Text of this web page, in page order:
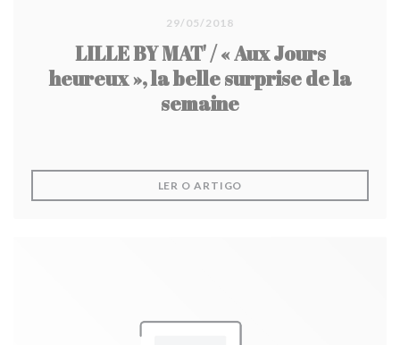
29/05/2018
LILLE BY MAT' / « Aux Jours
heureux », la belle surprise de la
semaine
LER O ARTIGO